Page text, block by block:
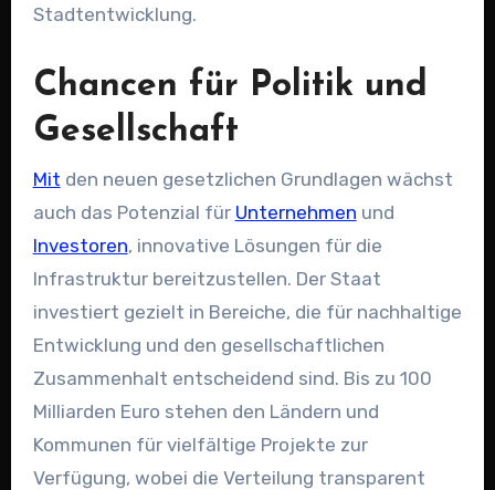
Stadtentwicklung.
Chancen für Politik und
Gesellschaft
Mit den neuen gesetzlichen Grundlagen wächst
auch das Potenzial für Unternehmen und
Investoren, innovative Lösungen für die
Infrastruktur bereitzustellen. Der Staat
investiert gezielt in Bereiche, die für nachhaltige
Entwicklung und den gesellschaftlichen
Zusammenhalt entscheidend sind. Bis zu 100
Milliarden Euro stehen den Ländern und
Kommunen für vielfältige Projekte zur
Verfügung, wobei die Verteilung transparent